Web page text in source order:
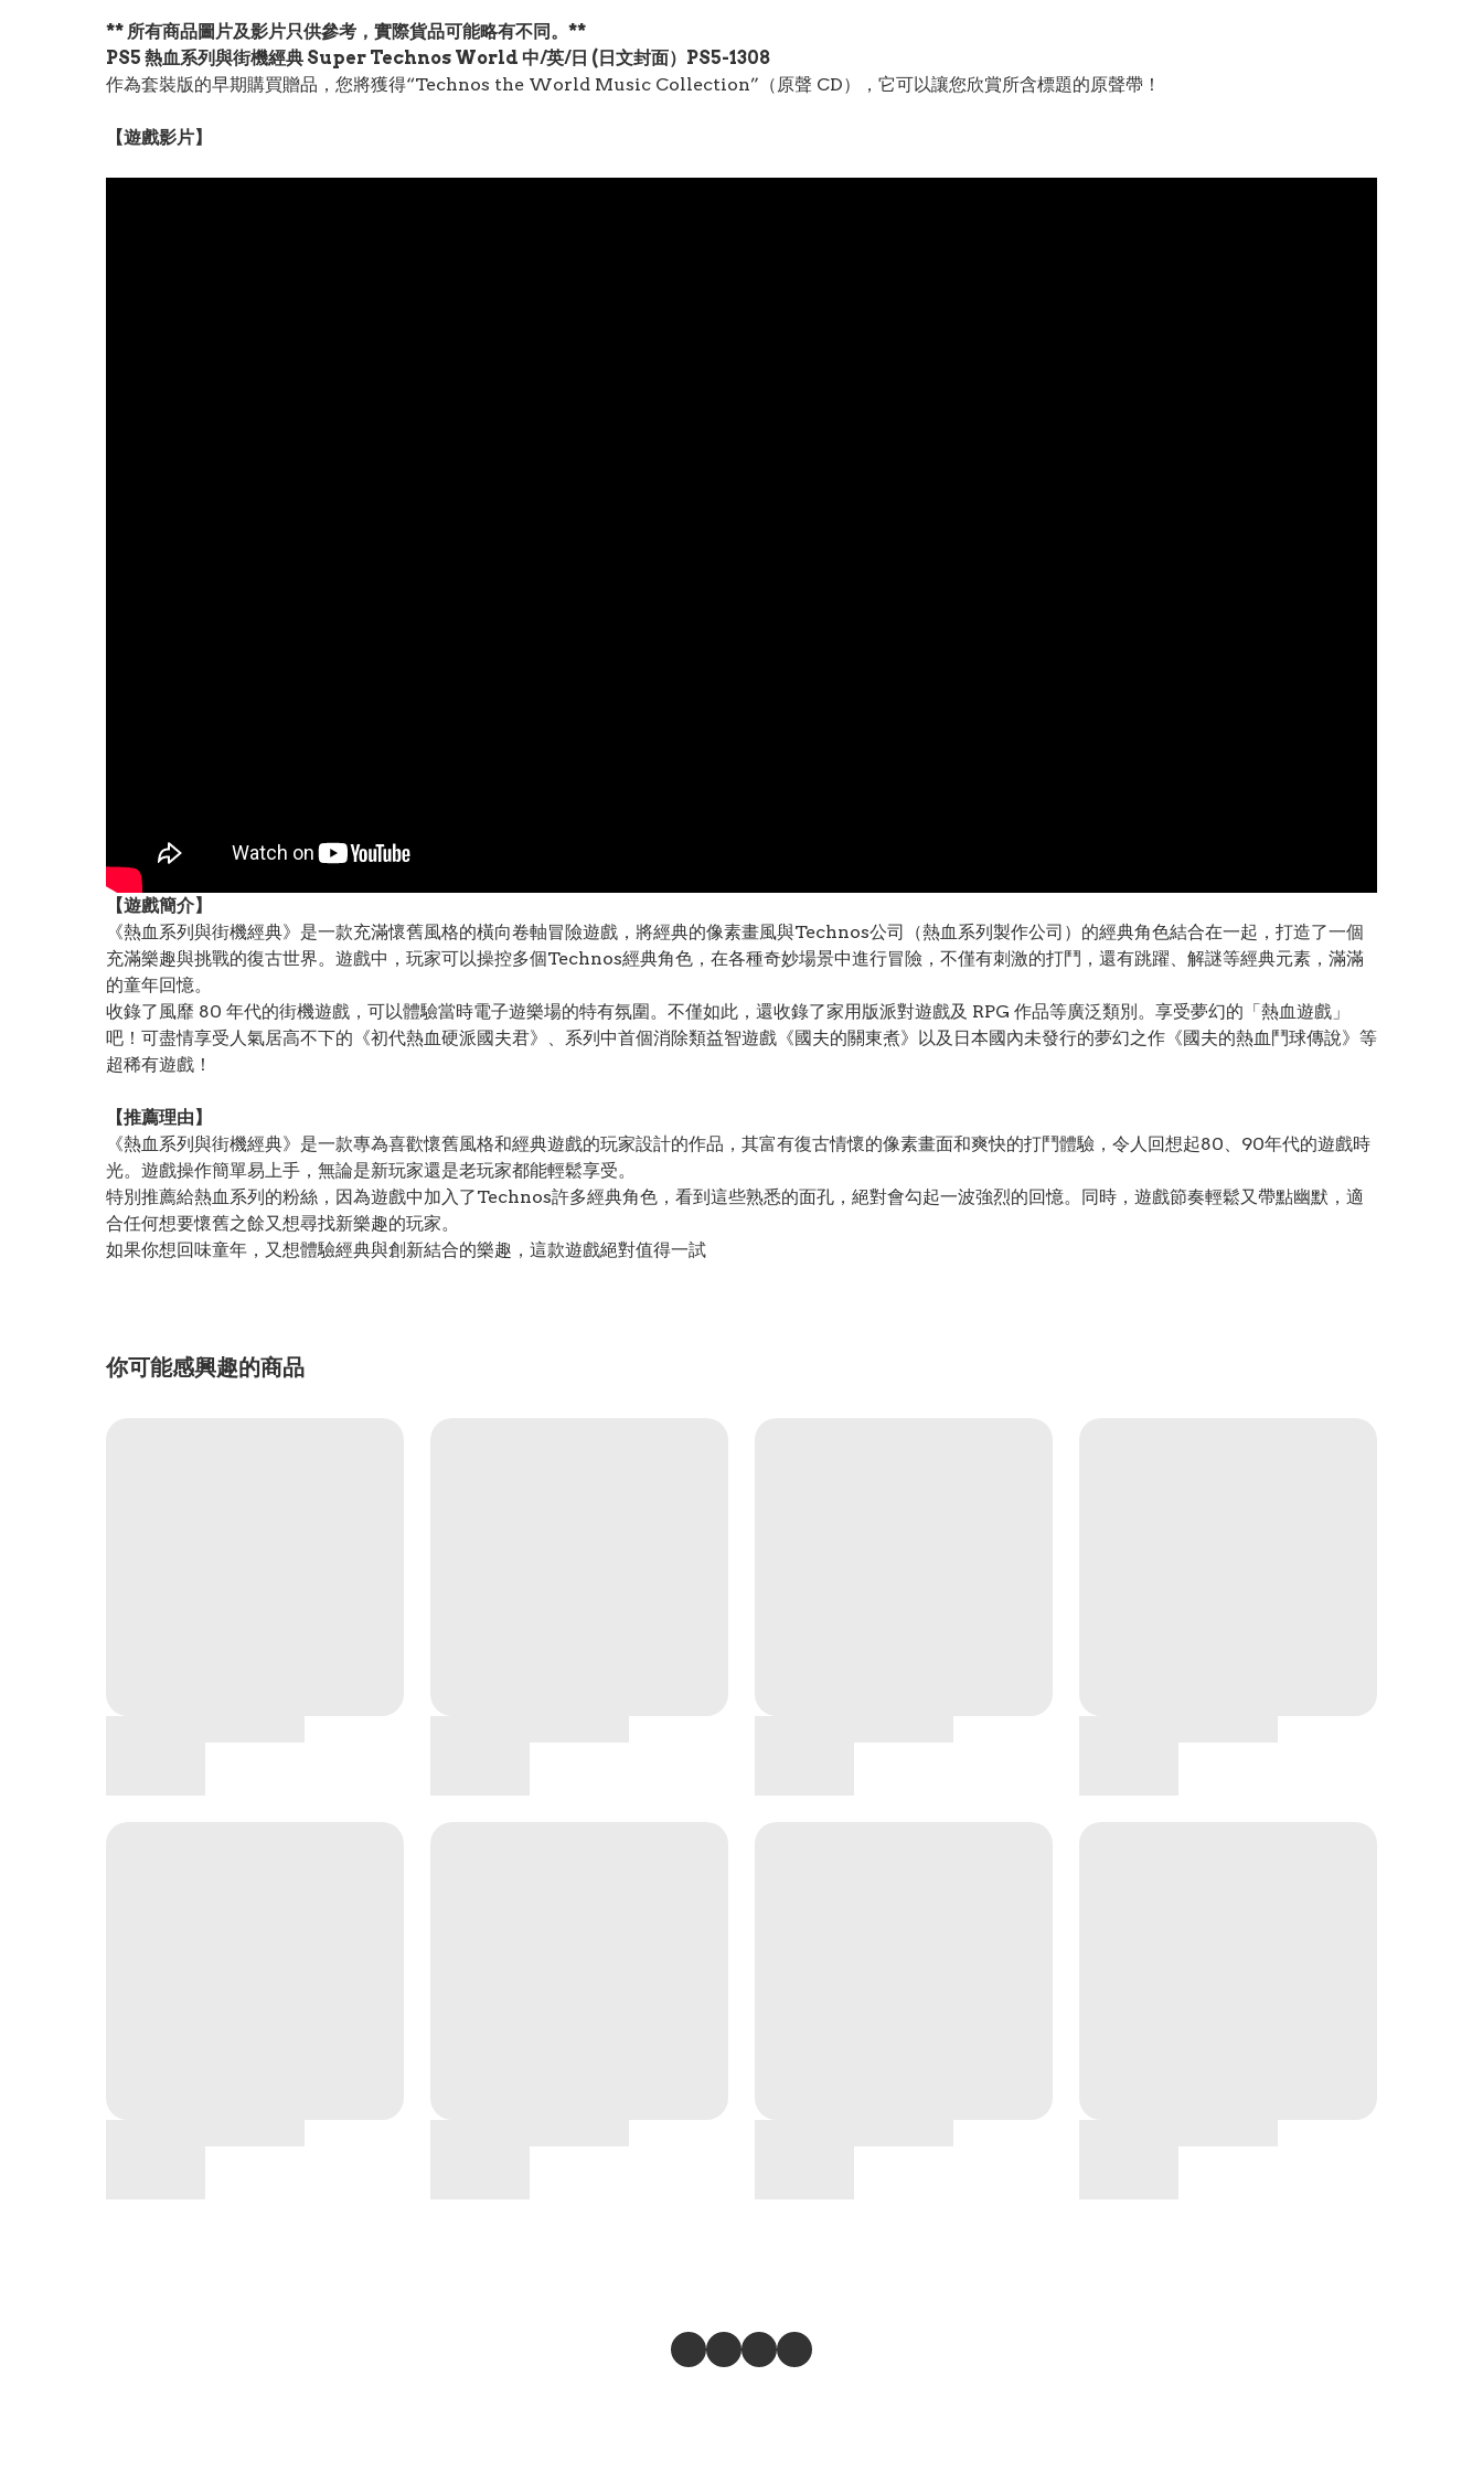
** 所有商品圖片及影片只供參考，實際貨品可能略有不同。**
PS5 熱血系列與街機經典 Super Technos World 中/英/日 (日文封面）PS5-1308
作為套裝版的早期購買贈品，您將獲得“Technos the World Music Collection”（原聲 CD），它可以讓您欣賞所含標題的原聲帶！
【遊戲影片】
【遊戲簡介】
《熱血系列與街機經典》是一款充滿懷舊風格的橫向卷軸冒險遊戲，將經典的像素畫風與Technos公司（熱血系列製作公司）的經典角色結合在一起，打造了一個
充滿樂趣與挑戰的復古世界。遊戲中，玩家可以操控多個Technos經典角色，在各種奇妙場景中進行冒險，不僅有刺激的打鬥，還有跳躍、解謎等經典元素，滿滿
的童年回憶。
收錄了風靡 80 年代的街機遊戲，可以體驗當時電子遊樂場的特有氛圍。不僅如此，還收錄了家用版派對遊戲及 RPG 作品等廣泛類別。享受夢幻的「熱血遊戲」
吧！可盡情享受人氣居高不下的《初代熱血硬派國夫君》、系列中首個消除類益智遊戲《國夫的關東煮》以及日本國內未發行的夢幻之作《國夫的熱血鬥球傳說》等
超稀有遊戲！
【推薦理由】
《熱血系列與街機經典》是一款專為喜歡懷舊風格和經典遊戲的玩家設計的作品，其富有復古情懷的像素畫面和爽快的打鬥體驗，令人回想起80、90年代的遊戲時
光。遊戲操作簡單易上手，無論是新玩家還是老玩家都能輕鬆享受。
特別推薦給熱血系列的粉絲，因為遊戲中加入了Technos許多經典角色，看到這些熟悉的面孔，絕對會勾起一波強烈的回憶。同時，遊戲節奏輕鬆又帶點幽默，適
合任何想要懷舊之餘又想尋找新樂趣的玩家。
如果你想回味童年，又想體驗經典與創新結合的樂趣，這款遊戲絕對值得一試
你可能感興趣的商品